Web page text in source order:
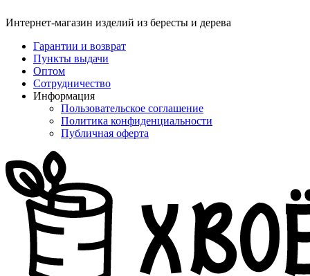
Интернет-магазин изделий из бересты и дерева
Гарантии и возврат
Пункты выдачи
Оптом
Сотрудничество
Информация
Пользовательское соглашение
Политика конфиденциальности
Публичная оферта